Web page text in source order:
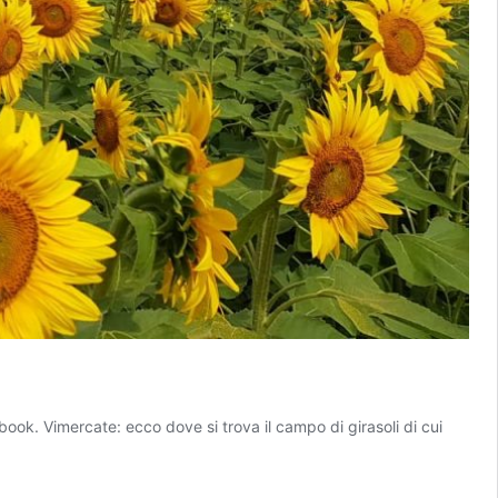
Vimercate: ecco dove si trova il campo di girasoli di cui